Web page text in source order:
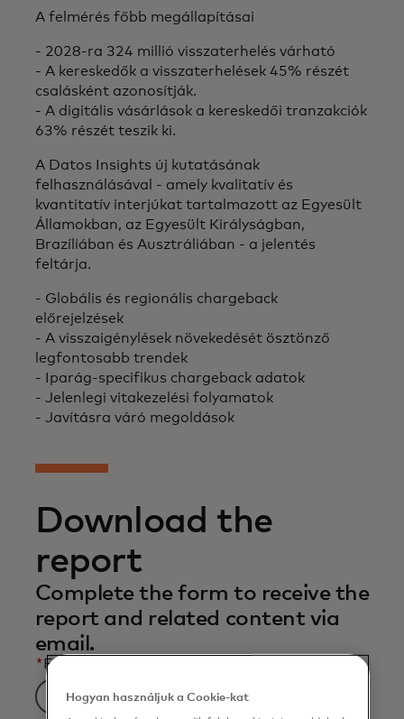
A felmérés főbb megállapításai​
- 2028-ra 324 millió visszaterhelés várható
- A kereskedők a visszaterhelések 45% részét
csalásként azonosítják.
- A digitális vásárlások a kereskedői tranzakciók
63% részét teszik ki.
A Datos Insights új kutatásának
felhasználásával - amely kvalitatív és
kvantitatív interjúkat tartalmazott az Egyesült
Államokban, az Egyesült Királyságban,
Brazíliában és Ausztráliában - a jelentés
feltárja.​
- Globális és regionális chargeback
előrejelzések
- A visszaigénylések növekedését ösztönző
legfontosabb trendek
- Iparág-specifikus chargeback adatok
- Jelenlegi vitakezelési folyamatok
- Javításra váró megoldások
Download the
report
Complete the form to receive the
report and related content via
email.
*First Name
Hogyan használjuk a Cookie-kat